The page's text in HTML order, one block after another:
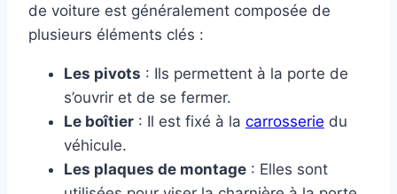
de voiture est généralement composée de
plusieurs éléments clés :
Les pivots : Ils permettent à la porte de
s’ouvrir et de se fermer.
Le boîtier : Il est fixé à la carrosserie du
véhicule.
Les plaques de montage : Elles sont